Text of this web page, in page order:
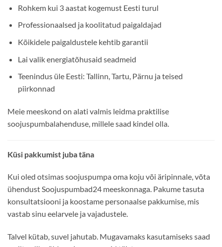
Rohkem kui 3 aastat kogemust Eesti turul
Professionaalsed ja koolitatud paigaldajad
Kõikidele paigaldustele kehtib garantii
Lai valik energiatõhusaid seadmeid
Teenindus üle Eesti: Tallinn, Tartu, Pärnu ja teised
piirkonnad
Meie meeskond on alati valmis leidma praktilise
soojuspumbalahenduse, millele saad kindel olla.
Küsi pakkumist juba täna
Kui oled otsimas soojuspumpa oma koju või äripinnale, võta
ühendust Soojuspumbad24 meeskonnaga. Pakume tasuta
konsultatsiooni ja koostame personaalse pakkumise, mis
vastab sinu eelarvele ja vajadustele.
Talvel kütab, suvel jahutab. Mugavamaks kasutamiseks saad